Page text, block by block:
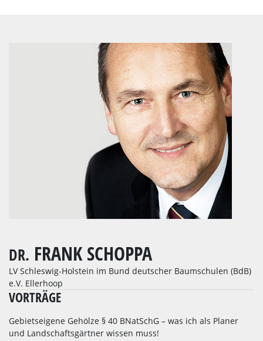
DR. FRANK SCHOPPA
LV Schleswig-Holstein im Bund deutscher Baumschulen (BdB)
e.V. Ellerhoop
VORTRÄGE
Gebietseigene Gehölze § 40 BNatSchG – was ich als Planer
und Landschaftsgärtner wissen muss!